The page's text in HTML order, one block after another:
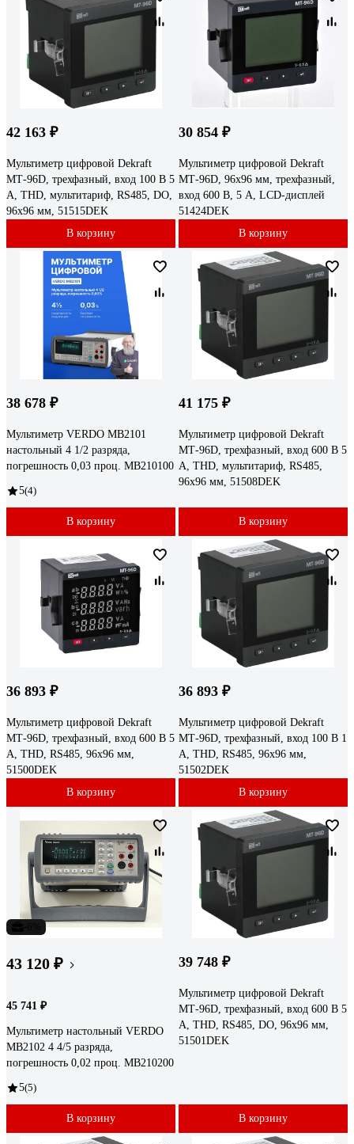
42 163 ₽
Мультиметр цифровой Dekraft
МТ-96D, трехфазный, вход 100 В 5
А, THD, мультитариф, RS485, DO,
96х96 мм, 51515DEK
В корзину
30 854 ₽
Мультиметр цифровой Dekraft
МТ-96D, 96x96 мм, трехфазный,
вход 600 В, 5 А, LCD-дисплей
51424DEK
В корзину
38 678 ₽
Мультиметр VERDO MB2101
настольный 4 1/2 разряда,
погрешность 0,03 проц. MB210100
5(4)
В корзину
41 175 ₽
Мультиметр цифровой Dekraft
МТ-96D, трехфазный, вход 600 В 5
А, THD, мультитариф, RS485,
96х96 мм, 51508DEK
В корзину
36 893 ₽
Мультиметр цифровой Dekraft
МТ-96D, трехфазный, вход 600 В 5
А, THD, RS485, 96х96 мм,
51500DEK
В корзину
36 893 ₽
Мультиметр цифровой Dekraft
МТ-96D, трехфазный, вход 100 В 1
А, THD, RS485, 96х96 мм,
51502DEK
В корзину
43 120 ₽
45 741 ₽
Мультиметр настольный VERDO
MB2102 4 4/5 разряда,
погрешность 0,02 проц. MB210200
5(5)
В корзину
39 748 ₽
Мультиметр цифровой Dekraft
МТ-96D, трехфазный, вход 600 В 5
А, THD, RS485, DO, 96х96 мм,
51501DEK
В корзину